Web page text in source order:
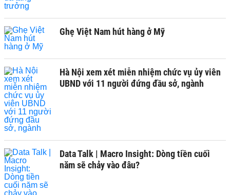
Ghẹ Việt Nam hút hàng ở Mỹ
Hà Nội xem xét miễn nhiệm chức vụ ủy viên
UBND với 11 người đứng đầu sở, ngành
Data Talk | Macro Insight: Dòng tiền cuối
năm sẽ chảy vào đâu?